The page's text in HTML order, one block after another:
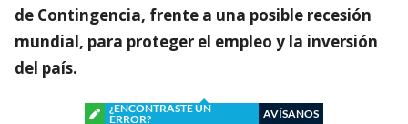
de Contingencia, frente a una posible recesión
mundial, para proteger el empleo y la inversión
del país.
¿ENCONTRASTE UN
ERROR?
AVÍSANOS